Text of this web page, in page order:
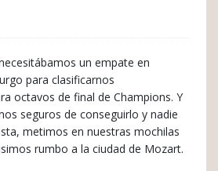
un empate en
para clasificarnos
octavos de final de Champions. Y
seguros de conseguirlo y nadie
metimos en nuestras mochilas
rumbo a la ciudad de Mozart.